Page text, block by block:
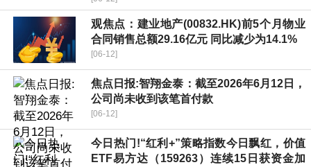
观焦点：建业地产(00832.HK)前5个月物业
合同销售总额29.16亿元 同比减少为14.1%
[06-12]
焦点日报:智翔金泰：截至2026年6月12日，
公司尚未收到该笔首付款
[06-12]
今日热门!“红利+”策略指数今日飘红，价值
ETF易方达（159263）连续15日获资金加